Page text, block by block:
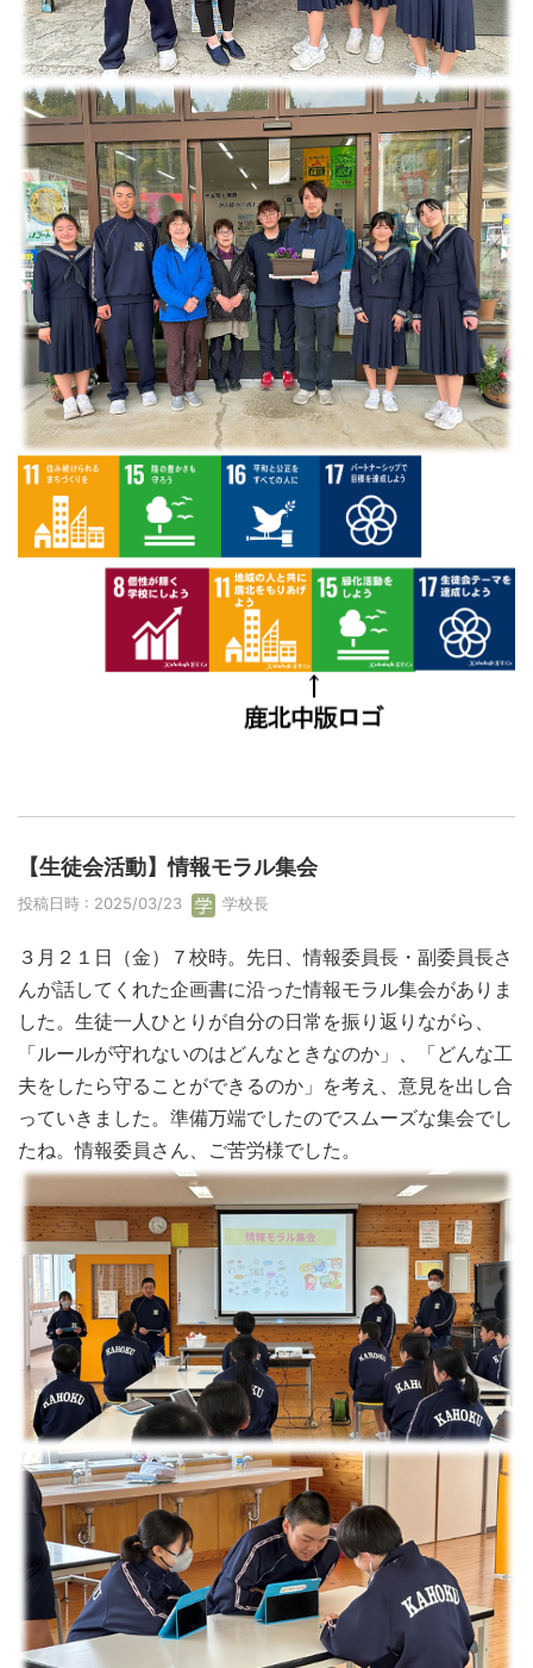
【生徒会活動】情報モラル集会
投稿日時 : 2025/03/23 学校長
３月２１日（金）７校時。先日、情報委員長・副委員長さ
んが話してくれた企画書に沿った情報モラル集会がありま
した。生徒一人ひとりが自分の日常を振り返りながら、
「ルールが守れないのはどんなときなのか」、「どんな工
夫をしたら守ることができるのか」を考え、意見を出し合
っていきました。準備万端でしたのでスムーズな集会でし
たね。情報委員さん、ご苦労様でした。